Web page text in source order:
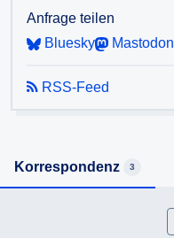
Anfrage teilen
Bluesky
Mastodon
RSS-Feed
Korrespondenz 3